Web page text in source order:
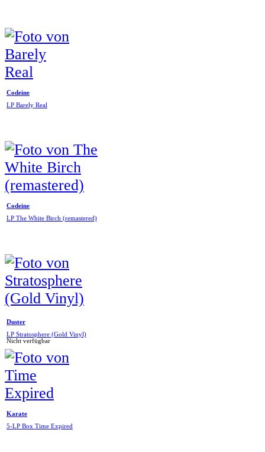
Codeine
LP Barely Real
Codeine
LP The White Birch (remastered)
Duster
LP Stratosphere (Gold Vinyl)
Nicht verfügbar
Karate
5-LP Box Time Expired